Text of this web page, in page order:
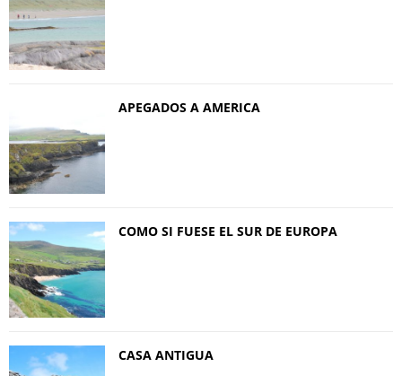
APEGADOS A AMERICA
COMO SI FUESE EL SUR DE EUROPA
CASA ANTIGUA